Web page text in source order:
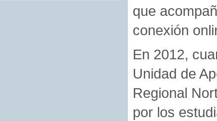
que
conexión
En 2012,
Unidad de
Regional
por los